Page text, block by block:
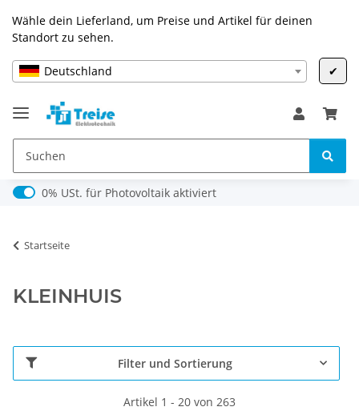
Wähle dein Lieferland, um Preise und Artikel für deinen
Standort zu sehen.
Deutschland ✔
0% USt. für Photovoltaik (§ 12 Abs. 3 UStG)
0% USt. für Photovoltaik aktiviert
Startseite
KLEINHUIS
Filter und Sortierung
Artikel 1 - 20 von 263